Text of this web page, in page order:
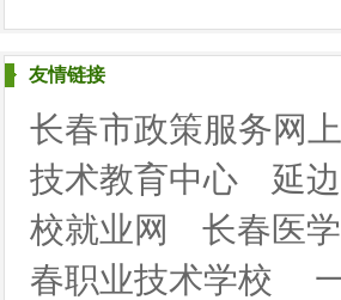
友情链接
长春市政策服务网
技术教育中心
延
校就业网
长春医
春职业技术学校